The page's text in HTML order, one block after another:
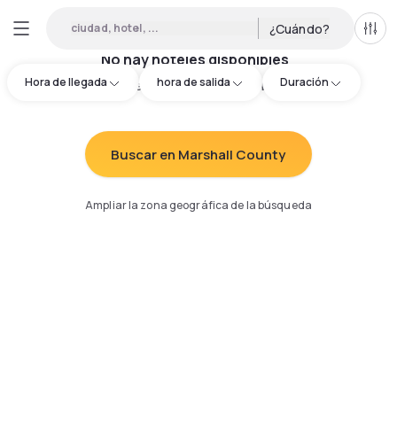
ciudad, hotel, ... ¿Cuándo?
Hora de llegada hora de salida Duración
No hay hoteles disponibles
Intenta redefinir los criterios de búsqueda:
Buscar en Marshall County
Ampliar la zona geográfica de la búsqueda